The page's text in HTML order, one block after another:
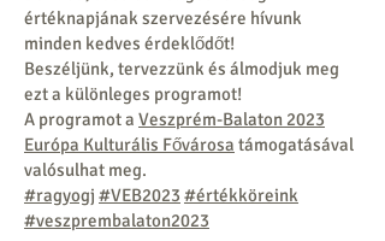
értéknapjának szervezésére hívunk
minden kedves érdeklődőt!
Beszéljünk, tervezzünk és álmodjuk meg
ezt a különleges programot!
A programot a Veszprém-Balaton 2023
Európa Kulturális Fővárosa támogatásával
valósulhat meg.
#ragyogj #VEB2023 #értékköreink
#veszprembalaton2023